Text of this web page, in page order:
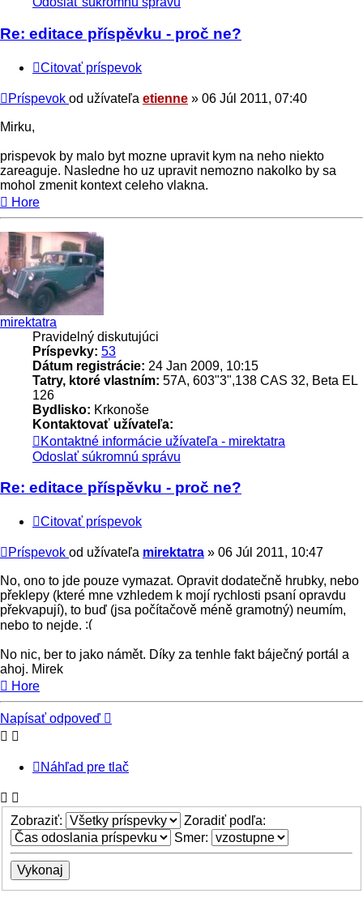
Re: editace příspěvku - proč ne?
Citovať príspevok
Príspevok od užívateľa etienne » 06 Júl 2011, 07:40
Mirku,
prispevok by malo byt mozne upravit kym na neho niekto
zareaguje. Nasledne ho uz upravit nemozno nakolko by sa
mohol zmenit kontext celeho vlakna.
Hore
mirektatra
Pravidelný diskutujúci
Príspevky: 53
Dátum registrácie: 24 Jan 2009, 10:15
Tatry, ktoré vlastním: 57A, 603"3",138 CAS 32, Beta EL
126
Bydlisko: Krkonoše
Kontaktovať užívateľa:
Kontaktné informácie užívateľa - mirektatra
Odoslať súkromnú správu
Re: editace příspěvku - proč ne?
Citovať príspevok
Príspevok od užívateľa mirektatra » 06 Júl 2011, 10:47
No, ono to jde pouze vymazat. Opravit dodatečně hrubky, nebo
překlepy (které mne vzhledem k mojí rychlosti psaní opravdu
překvapují), to buď (jsa počítačově méně gramotný) neumím,
nebo to nejde.
No nic, ber to jako námět. Díky za tenhle fakt báječný portál a
ahoj. Mirek
Hore
Napísať odpoveď
Náhľad pre tlač
Zobraziť:
Zoradiť podľa:
Smer: